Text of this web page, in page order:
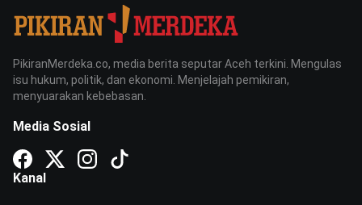
PikiranMerdeka.co, media berita seputar Aceh terkini. Mengulas
isu hukum, politik, dan ekonomi. Menjelajah pemikiran,
menyuarakan kebebasan.
Media Sosial
Kanal